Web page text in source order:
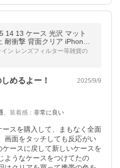
14 13 ケース 光沢 マット
耐衝撃 背面クリア iPhone1
ケース iPhone13 iPhone 11
イン レンズフィルター等雑貨の
めるよー！ 2025/9/9
、 装着感 ： 非常に良い
スを購入して、まもなく全面
画面をタッチしても反応がい
ースに戻して新しいケースを
ようなケースをつけてたの